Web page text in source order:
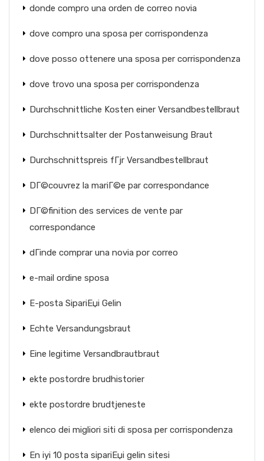
donde compro una orden de correo novia
dove compro una sposa per corrispondenza
dove posso ottenere una sposa per corrispondenza
dove trovo una sposa per corrispondenza
Durchschnittliche Kosten einer Versandbestellbraut
Durchschnittsalter der Postanweisung Braut
Durchschnittspreis fГјr Versandbestellbraut
DГ©couvrez la mariГ©e par correspondance
DГ©finition des services de vente par
correspondance
dГіnde comprar una novia por correo
e-mail ordine sposa
E-posta SipariЕџi Gelin
Echte Versandungsbraut
Eine legitime Versandbrautbraut
ekte postordre brudhistorier
ekte postordre brudtjeneste
elenco dei migliori siti di sposa per corrispondenza
En iyi 10 posta sipariЕџi gelin sitesi